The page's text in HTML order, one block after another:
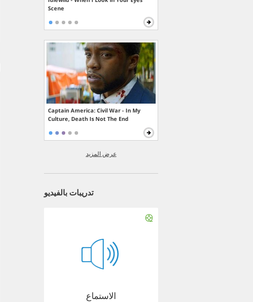
Scene
Captain America: Civil War - In My
Culture, Death Is Not The End
عرض المزيد
تدريبات بالفيديو
الاستماع